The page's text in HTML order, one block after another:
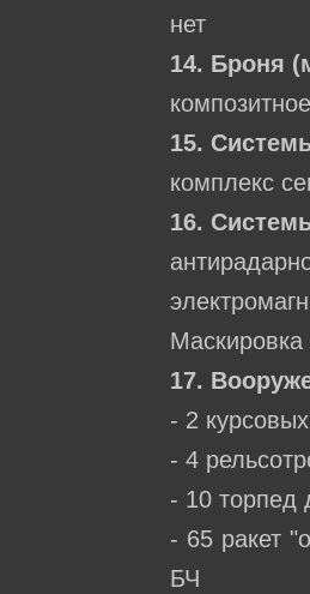
нет
14. Броня
15.
комплекс
16.
Маскировка
17.
- 2
- 4
- 10 торпед
- 65 ракет
БЧ